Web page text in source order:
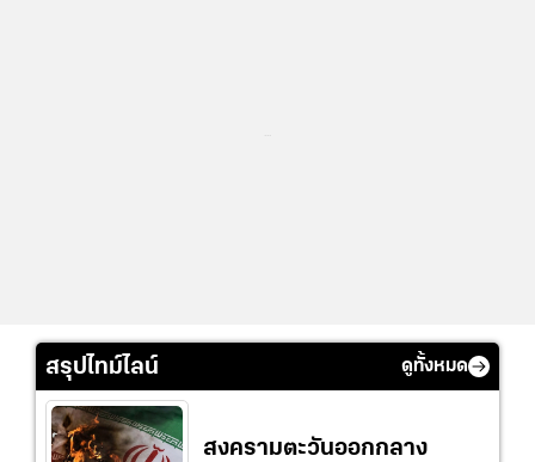
สรุปไทม์ไลน์ ดูทั้งหมด
สงครามตะวันออกกลาง